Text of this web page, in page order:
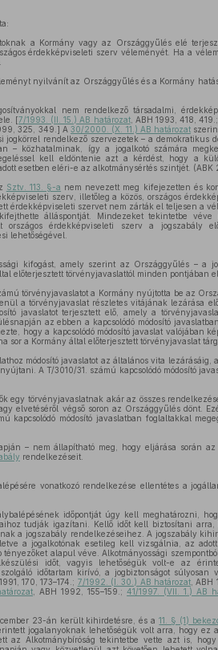
a Kormány vagy az Országgyűlés elé
érdekképviseleti szerv véleményét. Ha a
nyilvánít az Országgyűlés és a Kormány
nem rendelkező társadalmi,
[7/1993. (II. 15.) AB határozat, ABH 1993, 418, 419.;
325, 349.] A30/2000. (X. 11.) AB határozat
rendelkező szervezetek – a demokratikus
– közhatalminak, így a jogalkotó számára
kell eldöntenie azt a kérdést, hogy a
esetben eléri-e az alkotmánysértés szintjét. (ABK
Sztv. 113. §-a nem nevezett meg kifejezetten és
szerv, illetőleg a közös, országos
érdekképviseleti szervet nem zárták el teljesen a
álláspontját. Mindezeket tekintetbe
országos érdekképviseleti szerv a jogszabály
lehetőségével.
kifogást, amely szerint az Országgyűlés – a
előterjesztett törvényjavaslattól minden pontjában
törvényjavaslatot a Kormány nyújtotta be az
a törvényjavaslat részletes vitájának lezárása
javaslatot terjesztett elő, amely a
az ebben a kapcsolódó módosító
hogy a kapcsolódó módosító javaslat valójában
a Kormány által előterjesztett törvényjavaslat
módosító javaslatot az általános vita lezárásáig,
A T/3010/31. számú kapcsolódó módosító
egy törvényjavaslatnak akár az összes
elvetéséről végső soron az Országgyűlés dönt.
kapcsolódó módosító javaslatban foglaltakkal
– nem állapítható meg, hogy eljárása során
rendelkezéseit.
vonatkozó rendelkezése ellentétes a
időpontját úgy kell meghatározni,
tudják igazítani. Kellő időt kell biztosítani
a jogszabály rendelkezéseihez. A jogszabály
a jogalkotónak esetileg kell vizsgálnia, az
alapul véve. Alkotmányossági
időt, vagyis lehetőségük volt-e az
időtartam kirívó, a jogbiztonságot súlyosan
170, 173–174.; 7/1992. (I. 30.) AB határozat, ABH
, ABH 1992, 155–159.;41/1997. (VII. 1.) AB
23-án került kihirdetésre, és a11. § (1)
jogalanyoknak lehetőségük volt arra, hogy ez
az Alkotmánybíróság tekintetbe vette azt is,